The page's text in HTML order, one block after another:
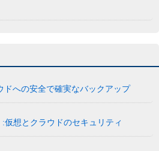
ドへの安全で確実なバックアップ
仮想とクラウドのセキュリティ